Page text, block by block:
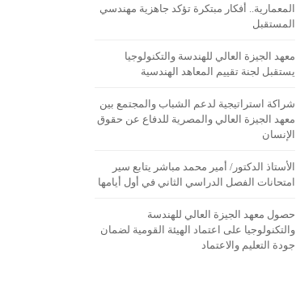
المعمارية.. أفكار مبتكرة تؤكد جاهزية مهندسي
المستقبل
معهد الجيزة العالي للهندسة والتكنولوجيا
يستقبل لجنة تقييم المعاهد الهندسية
شراكة استراتيجية لدعم الشباب والمجتمع بين
معهد الجيزة العالي والمصرية للدفاع عن حقوق
الإنسان
الأستاذ الدكتور/ أمير محمد مباشر يتابع سير
امتحانات الفصل الدراسي الثاني في أول أيامها
حصول معهد الجيزة العالي للهندسة
والتكنولوجيا على اعتماد الهيئة القومية لضمان
جودة التعليم والاعتماد